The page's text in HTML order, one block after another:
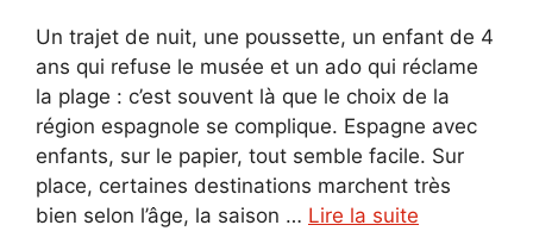
Un trajet de nuit, une poussette, un enfant de 4
ans qui refuse le musée et un ado qui réclame
la plage : c’est souvent là que le choix de la
région espagnole se complique. Espagne avec
enfants, sur le papier, tout semble facile. Sur
place, certaines destinations marchent très
bien selon l’âge, la saison … Lire la suite